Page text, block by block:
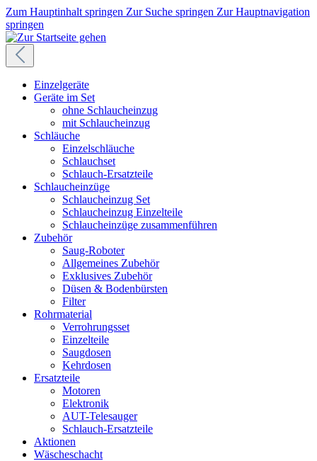
Zum Hauptinhalt springen Zur Suche springen Zur Hauptnavigation
springen
Einzelgeräte
Geräte im Set
ohne Schlaucheinzug
mit Schlaucheinzug
Schläuche
Einzelschläuche
Schlauchset
Schlauch-Ersatzteile
Schlaucheinzüge
Schlaucheinzug Set
Schlaucheinzug Einzelteile
Schlaucheinzüge zusammenführen
Zubehör
Saug-Roboter
Allgemeines Zubehör
Exklusives Zubehör
Düsen & Bodenbürsten
Filter
Rohrmaterial
Verrohrungsset
Einzelteile
Saugdosen
Kehrdosen
Ersatzteile
Motoren
Elektronik
AUT-Telesauger
Schlauch-Ersatzteile
Aktionen
Wäscheschacht